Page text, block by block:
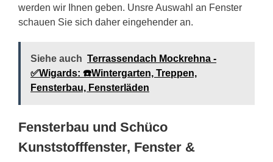
werden wir Ihnen geben. Unsre Auswahl an Fenster
schauen Sie sich daher eingehender an.
Siehe auch Terrassendach Mockrehna -
✅Wigards: ☎️Wintergarten, Treppen,
Fensterbau, Fensterläden
Fensterbau und Schüco
Kunststofffenster, Fenster &